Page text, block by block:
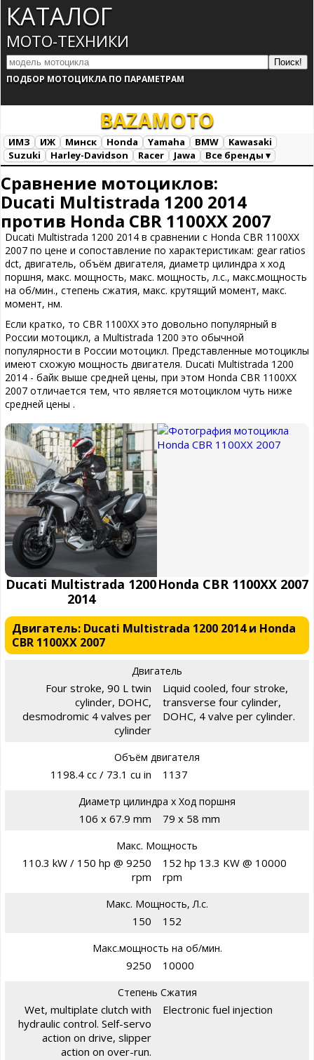
КАТАЛОГ
МОТО-ТЕХНИКИ
ПОДБОР МОТОЦИКЛА ПО ПАРАМЕТРАМ
BAZAMOTO
ИМЗ ИЖ Минск Honda Yamaha BMW
Kawasaki
Suzuki
Harley-Davidson Racer Jawa
Все бренды ▾
Сравнение мотоциклов:
Ducati Multistrada 1200 2014
против Honda CBR 1100XX 2007
Ducati Multistrada 1200 2014 в сравнении с Honda CBR 1100XX
2007 по цене и сопоставление по характеристикам: gear ratios
dct, двигатель, объём двигателя, диаметр цилиндра х ход
поршня, макс. мощность, макс. мощность, л.с., макс.мощность
на об/мин., степень сжатия, макс. крутящий момент, макс.
момент, нм.
Если кратко, то CBR 1100XX это довольно популярный в
России мотоцикл, а Multistrada 1200 это обычной
популярности в России мотоцикл. Представленные мотоциклы
имеют схожую мощность двигателя. Ducati Multistrada 1200
2014 - байк выше средней цены, при этом Honda CBR 1100XX
2007 отличается тем, что является мотоциклом чуть ниже
средней цены .
Ducati Multistrada 1200
2014
Honda CBR 1100XX 2007
Двигатель: Ducati Multistrada 1200 2014 и Honda
CBR 1100XX 2007
Двигатель
Four stroke, 90 L twin
cylinder, DOHC,
desmodromic 4 valves per
cylinder
Liquid cooled, four stroke,
transverse four cylinder,
DOHC, 4 valve per cylinder.
Объём двигателя
1198.4 cc / 73.1 cu in 1137
Диаметр цилиндра х Ход поршня
106 x 67.9 mm 79 x 58 mm
Макс. Мощность
110.3 kW / 150 hp @ 9250
rpm
152 hp 13.3 KW @ 10000
rpm
Макс. Мощность, Л.с.
150 152
Макс.мощность на об/мин.
9250 10000
Степень Сжатия
Wet, multiplate clutch with
hydraulic control. Self-servo
action on drive, slipper
action on over-run.
Electronic fuel injection